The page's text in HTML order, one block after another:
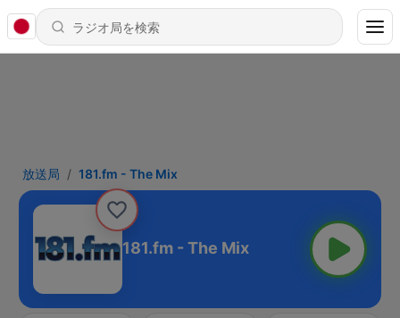
放送局 181.fm - The Mix
181.fm - The Mix